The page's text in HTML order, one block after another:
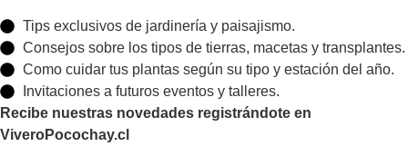
Tips exclusivos de jardinería y paisajismo.
Consejos sobre los tipos de tierras, macetas y transplantes.
Como cuidar tus plantas según su tipo y estación del año.
Invitaciones a futuros eventos y talleres.
Recibe nuestras novedades registrándote en
ViveroPocochay.cl